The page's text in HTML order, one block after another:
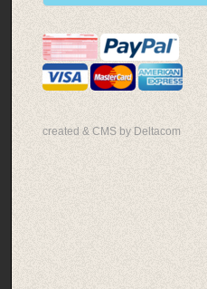
created & CMS by Deltacom